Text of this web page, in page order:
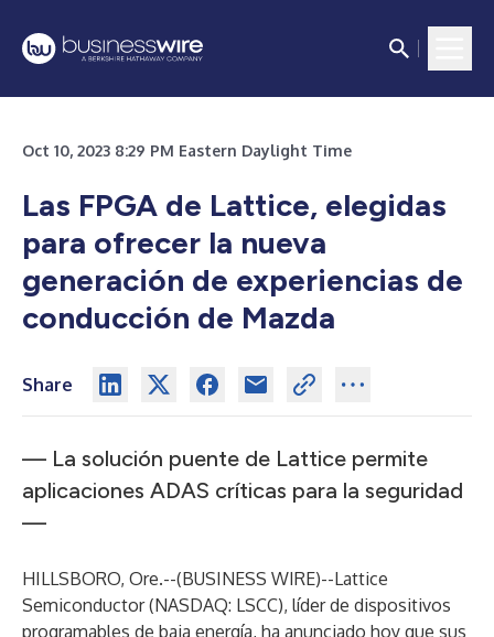
Oct 10, 2023 8:29 PM Eastern Daylight Time
Las FPGA de Lattice, elegidas
para ofrecer la nueva
generación de experiencias de
conducción de Mazda
Share
— La solución puente de Lattice permite
aplicaciones ADAS críticas para la seguridad
—
HILLSBORO, Ore.--(BUSINESS WIRE)--Lattice
Semiconductor(NASDAQ: LSCC), líder de dispositivos
programables de baja energía, ha anunciado hoy que sus